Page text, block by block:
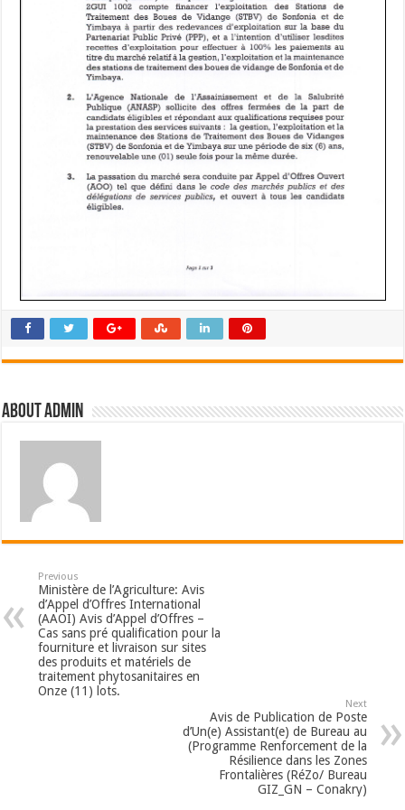
About admin
Previous
Ministère de l’Agriculture: Avis
d’Appel d’Offres International
(AAOI) Avis d’Appel d’Offres –
Cas sans pré qualification pour la
fourniture et livraison sur sites
des produits et matériels de
traitement phytosanitaires en
Onze (11) lots.
Next
Avis de Publication de Poste
d’Un(e) Assistant(e) de Bureau au
(Programme Renforcement de la
Résilience dans les Zones
Frontalières (RéZo/ Bureau
GIZ_GN – Conakry)